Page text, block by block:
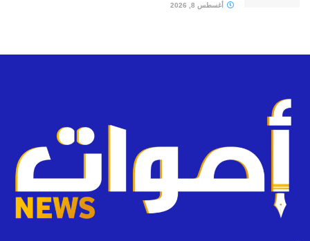
أغسطس 8, 2026